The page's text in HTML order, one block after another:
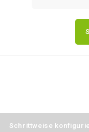
Schrittweise